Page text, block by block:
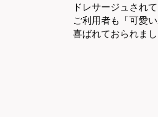
ドレサージュされ
ご利用者も「可愛
喜ばれておられまし